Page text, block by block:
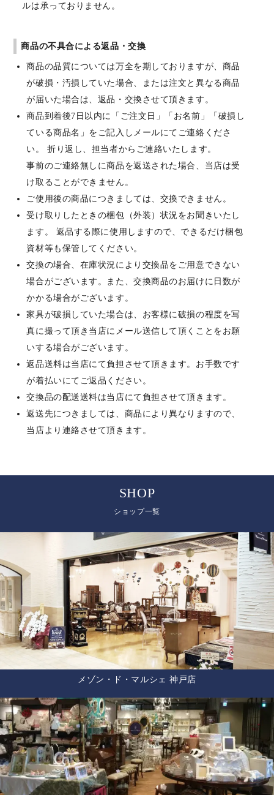
ルは承っておりません。
商品の不具合による返品・交換
商品の品質については万全を期しておりますが、商品
が破損・汚損していた場合、または注文と異なる商品
が届いた場合は、返品・交換させて頂きます。
商品到着後7日以内に「ご注文日」「お名前」「破損し
ている商品名」をご記入しメールにてご連絡くださ
い。 折り返し、担当者からご連絡いたします。
事前のご連絡無しに商品を返送された場合、当店は受
け取ることができません。
ご使用後の商品につきましては、交換できません。
受け取りしたときの梱包（外装）状況をお聞きいたし
ます。 返品する際に使用しますので、できるだけ梱包
資材等も保管してください。
交換の場合、在庫状況により交換品をご用意できない
場合がございます。また、交換商品のお届けに日数が
かかる場合がございます。
家具が破損していた場合は、お客様に破損の程度を写
真に撮って頂き当店にメール送信して頂くことをお願
いする場合がございます。
返品送料は当店にて負担させて頂きます。お手数です
が着払いにてご返品ください。
交換品の配送送料は当店にて負担させて頂きます。
返送先につきましては、商品により異なりますので、
当店より連絡させて頂きます。
SHOP
ショップ一覧
メゾン・ド・マルシェ 神戸店